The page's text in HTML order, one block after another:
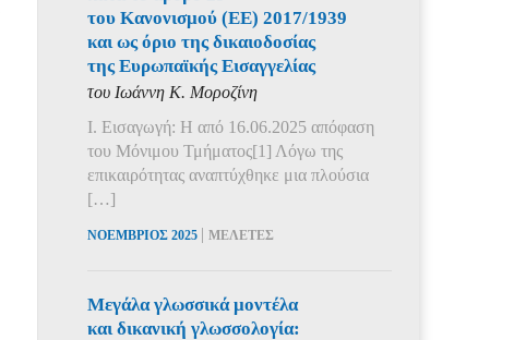
του Κανονισμού (ΕΕ) 2017/1939
και ως όριο της δικαιοδοσίας
της Ευρωπαϊκής Εισαγγελίας
του Ιωάννη Κ. Μοροζίνη
Ι. Εισαγωγή: Η από 16.06.2025 απόφαση
του Μόνιμου Τμήματος[1] Λόγω της
επικαιρότητας αναπτύχθηκε μια πλούσια
[…]
ΝΟΕΜΒΡΙΟΣ 2025 | ΜΕΛΕΤΕΣ
Μεγάλα γλωσσικά μοντέλα
και δικανική γλωσσολογία: